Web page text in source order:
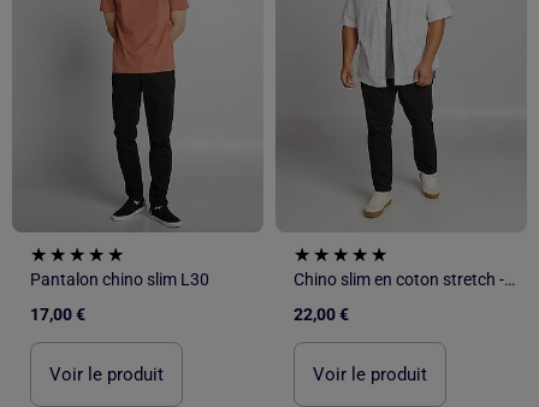
Pantalon chino slim L30
17,00 €
Voir le produit
Chino slim en coton stretch - L30
22,00 €
Voir le produit